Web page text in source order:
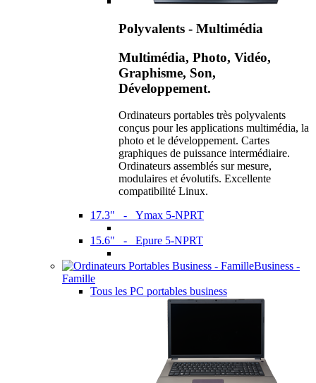
Polyvalents - Multimédia
Multimédia, Photo, Vidéo,
Graphisme, Son,
Développement.
Ordinateurs portables très polyvalents
conçus pour les applications multimédia, la
photo et le développement. Cartes
graphiques de puissance intermédiaire.
Ordinateurs assemblés sur mesure,
modulaires et évolutifs. Excellente
compatibilité Linux.
17.3" - Ymax 5-NPRT
15.6" - Epure 5-NPRT
Business -
Famille
Tous les PC portables business